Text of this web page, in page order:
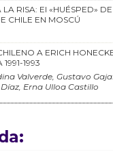
LA RISA: El «HUÉSPED»
CHILE EN MOSCÚ
A ERICH
1993
Valverde, Gustavo
Erna Ulloa Castillo